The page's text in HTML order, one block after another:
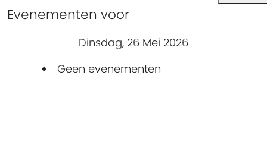
Evenementen voor
Dinsdag, 26 Mei 2026
Geen evenementen